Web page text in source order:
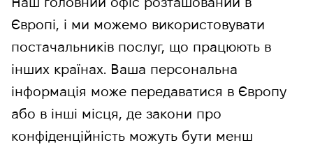
Європі, і ми можемо використовувати
постачальників послуг, що працюють в
інших країнах. Ваша персональна
інформація може передаватися в Європу
або в інші місця, де закони про
конфіденційність можуть бути менш